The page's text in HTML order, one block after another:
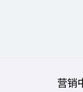
营销